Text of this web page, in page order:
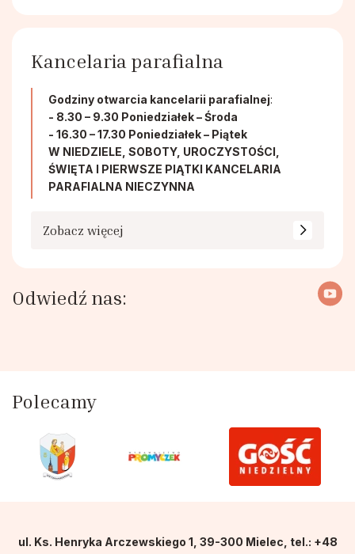
Kancelaria parafialna
Godziny otwarcia kancelarii parafialnej:
- 8.30 – 9.30 Poniedziałek – Środa
- 16.30 – 17.30 Poniedziałek – Piątek
W NIEDZIELE, SOBOTY, UROCZYSTOŚCI,
ŚWIĘTA I PIERWSZE PIĄTKI KANCELARIA
PARAFIALNA NIECZYNNA
Zobacz więcej
Odwiedź nas:
Polecamy
ul. Ks. Henryka Arczewskiego 1, 39-300 Mielec, tel.: +48